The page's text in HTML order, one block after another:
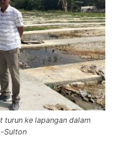
turun ke lapangan dalam
Sulton